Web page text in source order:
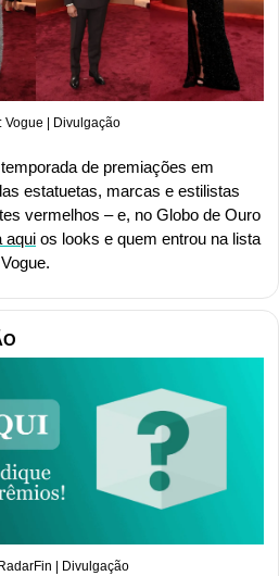
Vogue | Divulgação
de premiações em
estatuetas, marcas e estilistas
vermelhos – e, no Globo de Ouro
aqui os looks e quem entrou na lista
| Divulgação